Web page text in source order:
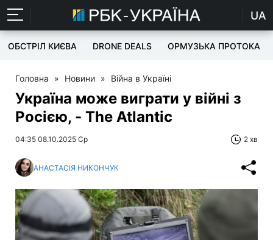
UA
ОБСТРІЛ КИЄВА DRONE DEALS ОРМУЗЬКА ПРОТОКА
Головна » Новини » Війна в Україні
Україна може виграти у війні з
Росією, - The Atlantic
04:35 08.10.2025 Ср 2 хв
АНАСТАСІЯ НИКОНЧУК